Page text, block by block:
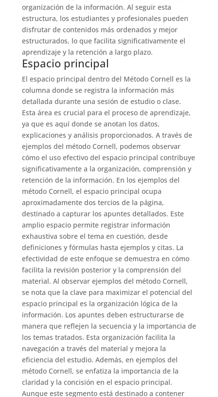
organización de la información. Al seguir esta
estructura, los estudiantes y profesionales pueden
disfrutar de contenidos más ordenados y mejor
estructurados, lo que facilita significativamente el
aprendizaje y la retención a largo plazo.
Espacio principal
El espacio principal dentro del Método Cornell es la
columna donde se registra la información más
detallada durante una sesión de estudio o clase.
Esta área es crucial para el proceso de aprendizaje,
ya que es aquí donde se anotan los datos,
explicaciones y análisis proporcionados. A través de
ejemplos del método Cornell, podemos observar
cómo el uso efectivo del espacio principal contribuye
significativamente a la organización, comprensión y
retención de la información. En los ejemplos del
método Cornell, el espacio principal ocupa
aproximadamente dos tercios de la página,
destinado a capturar los apuntes detallados. Este
amplio espacio permite registrar información
exhaustiva sobre el tema en cuestión, desde
definiciones y fórmulas hasta ejemplos y citas. La
efectividad de este enfoque se demuestra en cómo
facilita la revisión posterior y la comprensión del
material. Al observar ejemplos del método Cornell,
se nota que la clave para maximizar el potencial del
espacio principal es la organización lógica de la
información. Los apuntes deben estructurarse de
manera que reflejen la secuencia y la importancia de
los temas tratados. Esta organización facilita la
navegación a través del material y mejora la
eficiencia del estudio. Además, en ejemplos del
método Cornell, se enfatiza la importancia de la
claridad y la concisión en el espacio principal.
Aunque este segmento está destinado a contener